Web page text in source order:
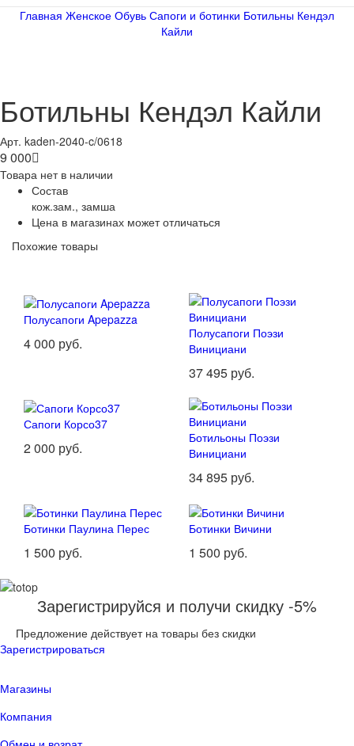
Главная Женское Обувь Сапоги и ботинки Ботильны Кендэл
Кайли
Ботильны Кендэл Кайли
Арт. kaden-2040-c/0618
9 000
Товара нет в наличии
Состав
кож.зам., замша
Цена в магазинах может отличаться
Похожие товары
Полусапоги Apepazza
4 000 руб.
Полусапоги Поэзи
Винициани
37 495 руб.
Сапоги Корсо37
2 000 руб.
Ботильоны Поэзи
Винициани
34 895 руб.
Ботинки Паулина Перес
1 500 руб.
Ботинки Вичини
1 500 руб.
Зарегистрируйся и получи скидку -5%
Предложение действует на товары без скидки
Зарегистрироваться
Магазины
Компания